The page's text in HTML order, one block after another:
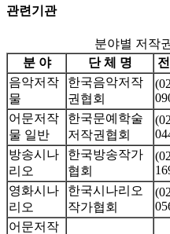
관련기관
분야별 저작
분 야
단 체 명
음악저작
물
한국음악저작
권협회
어문저작
물 일반
한국문예학술
저작권협회
방송시나
리오
한국방송작가
협회
영화시나
리오
한국시나리오
작가협회
어문저작